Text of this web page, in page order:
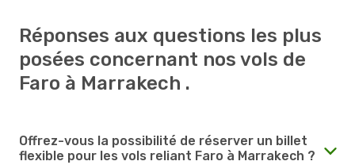
Réponses aux questions les plus
posées concernant nos vols de
Faro à Marrakech .
Offrez-vous la possibilité de réserver un billet
flexible pour les vols reliant Faro à Marrakech ?